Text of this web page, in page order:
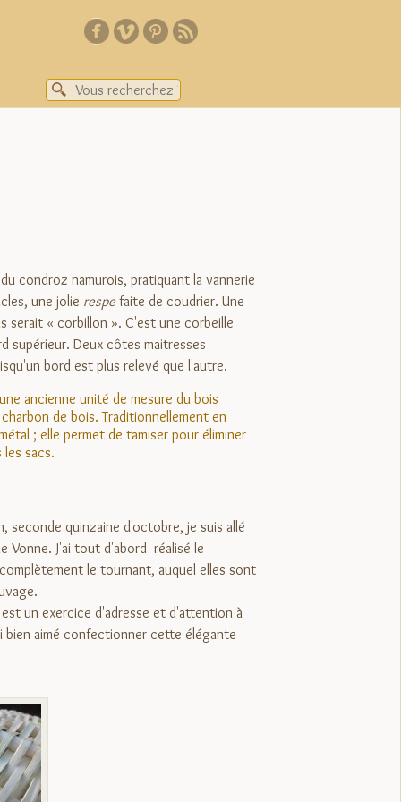
condroz namurois, pratiquant la vannerie
une jolie respefaite de coudrier. Une
serait « corbillon ». C'est une corbeille
supérieur. Deux côtes maitresses
bord est plus relevé que l'autre.
ancienne unité de mesure du bois
de bois. Traditionnellement en
; elle permet de tamiser pour éliminer
sacs.
seconde quinzaine d'octobre, je suis allé
Vonne. J'ai tout d'abord réalisé le
le tournant, auquel elles sont
un exercice d'adresse et d'attention à
bien aimé confectionner cette élégante